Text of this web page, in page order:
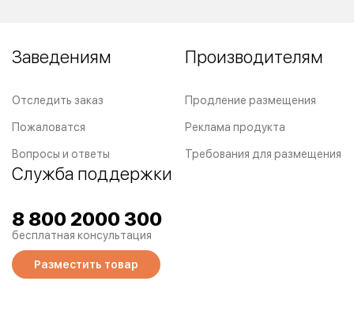
Заведениям
Отследить заказ
Пожаловатся
Вопросы и ответы
Производителям
Продление размещения
Реклама продукта
Требования для размещения
Служба поддержки
8 800 2000 300
бесплатная консультация
Разместить товар